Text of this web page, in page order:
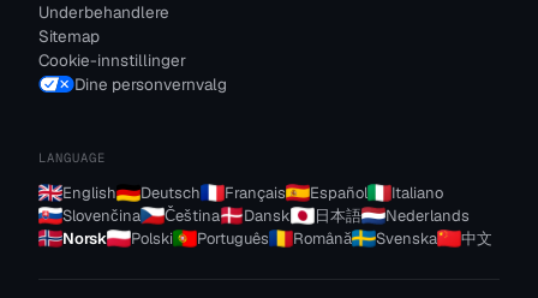
Underbehandlere
Sitemap
Cookie-innstillinger
Dine personvernvalg
LANGUAGE
English Deutsch Français Español
Italiano
Slovenčina
Čeština Dansk 日本語
Nederlands
Norsk
Polski Português Română Svenska 中文